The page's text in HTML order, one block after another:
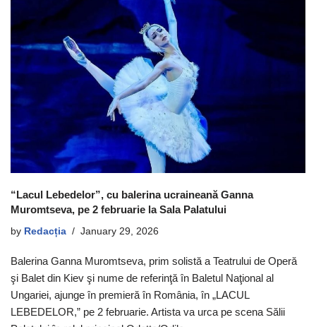
“Lacul Lebedelor”, cu balerina ucraineană Ganna
Muromtseva, pe 2 februarie la Sala Palatului
by Redacția January 29, 2026
Balerina Ganna Muromtseva, prim solistă a Teatrului de Operă
şi Balet din Kiev şi nume de referinţă în Baletul Naţional al
Ungariei, ajunge în premieră în România, în „LACUL
LEBEDELOR,” pe 2 februarie. Artista va urca pe scena Sălii